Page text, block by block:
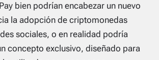
bien podrían encabezar un nuevo
la adopción de criptomonedas
sociales, o en realidad podría
concepto exclusivo, diseñado para